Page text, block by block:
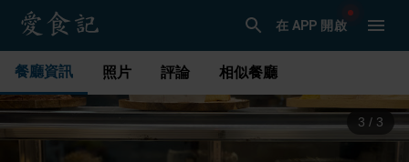
在 APP 開啟
餐廳資訊 照片 評論 相似餐廳
1 / 3